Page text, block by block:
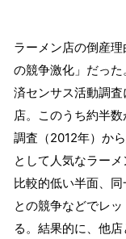
ラーメン店の倒産
の競争激化」だっ
済センサス活動調
店。このうち約半
調査（2012年）か
として人気なラー
比較的低い半面、
との競争などでレ
る。結果的に、他